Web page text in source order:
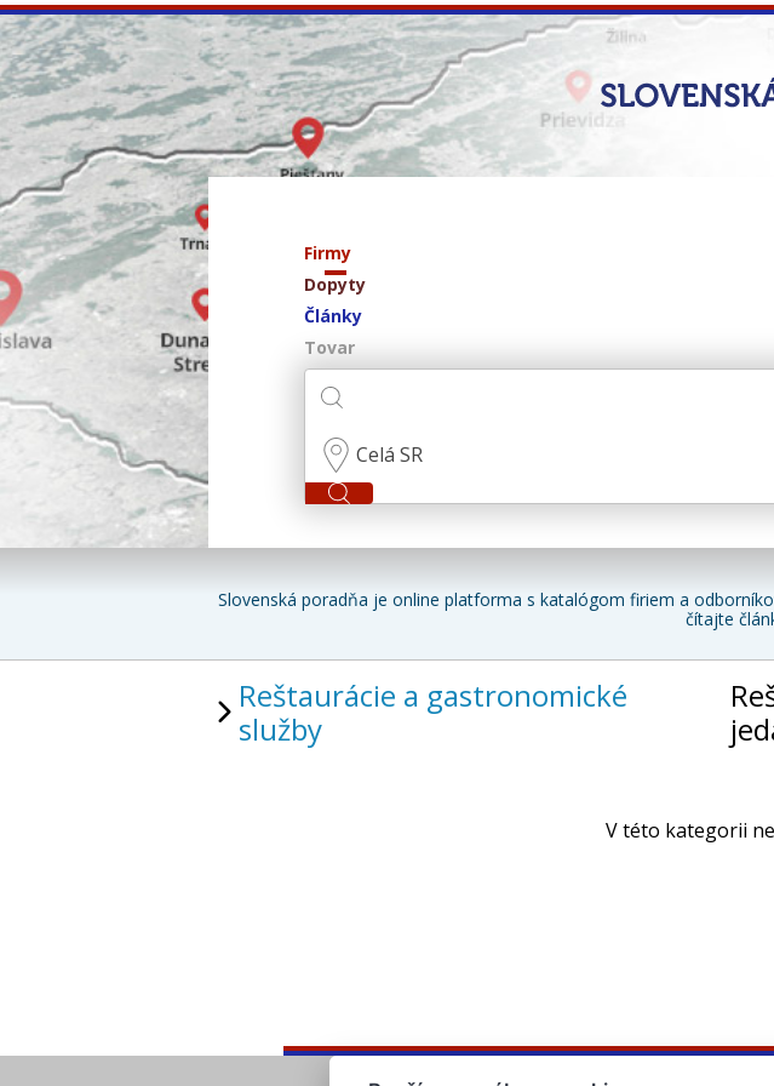
Firmy
Dopyty
Články
Tovar
Celá SR
Slovenská poradňa je online platforma s katalógom firiem a
čítajte
Reštaurácie a gastronomické
služby
V této kategorii